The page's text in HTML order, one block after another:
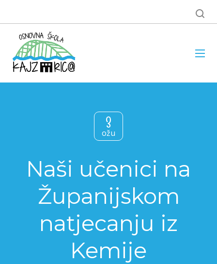
3
ožu
Naši učenici na
Županijskom
natjecanju iz
Kemije